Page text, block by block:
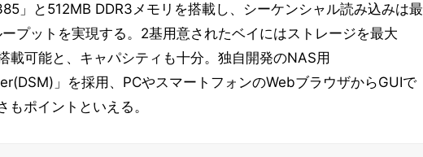
」と512MB DDR3メモリを搭載し、シーケンシャル読み込みは最
プットを実現する。2基用意されたベイにはストレージを最大
載可能と、キャパシティも十分。独自開発のNAS用
」を採用、PCやスマートフォンのWebブラウザからGUIで
ポイントといえる。